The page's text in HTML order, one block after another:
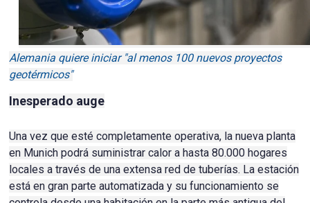
Alemania quiere iniciar "al menos 100 nuevos proyectos
geotérmicos"
Inesperado auge
Una vez que esté completamente operativa, la nueva planta
en Munich podrá suministrar calor a hasta 80.000 hogares
locales a través de una extensa red de tuberías. La estación
está en gran parte automatizada y su funcionamiento se